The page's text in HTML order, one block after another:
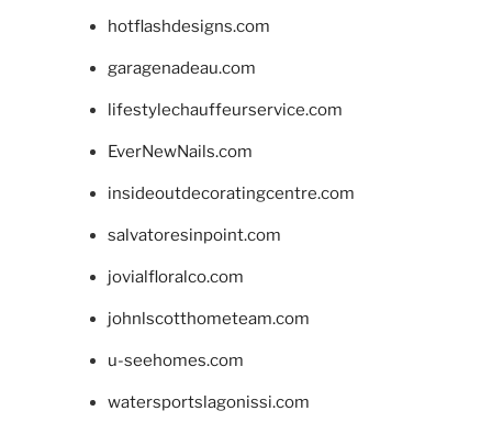
hotflashdesigns.com
garagenadeau.com
lifestylechauffeurservice.com
EverNewNails.com
insideoutdecoratingcentre.com
salvatoresinpoint.com
jovialfloralco.com
johnlscotthometeam.com
u-seehomes.com
watersportslagonissi.com